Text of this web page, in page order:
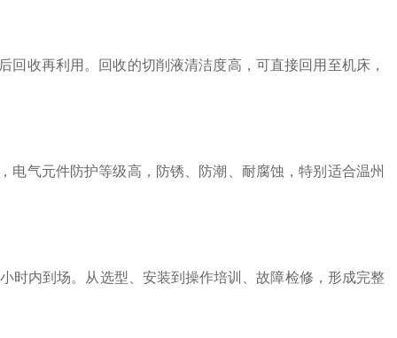
收再利用。回收的切削液清洁度高，可直接回用至机床，
气元件防护等级高，防锈、防潮、耐腐蚀，特别适合温州
时内到场。从选型、安装到操作培训、故障检修，形成完整